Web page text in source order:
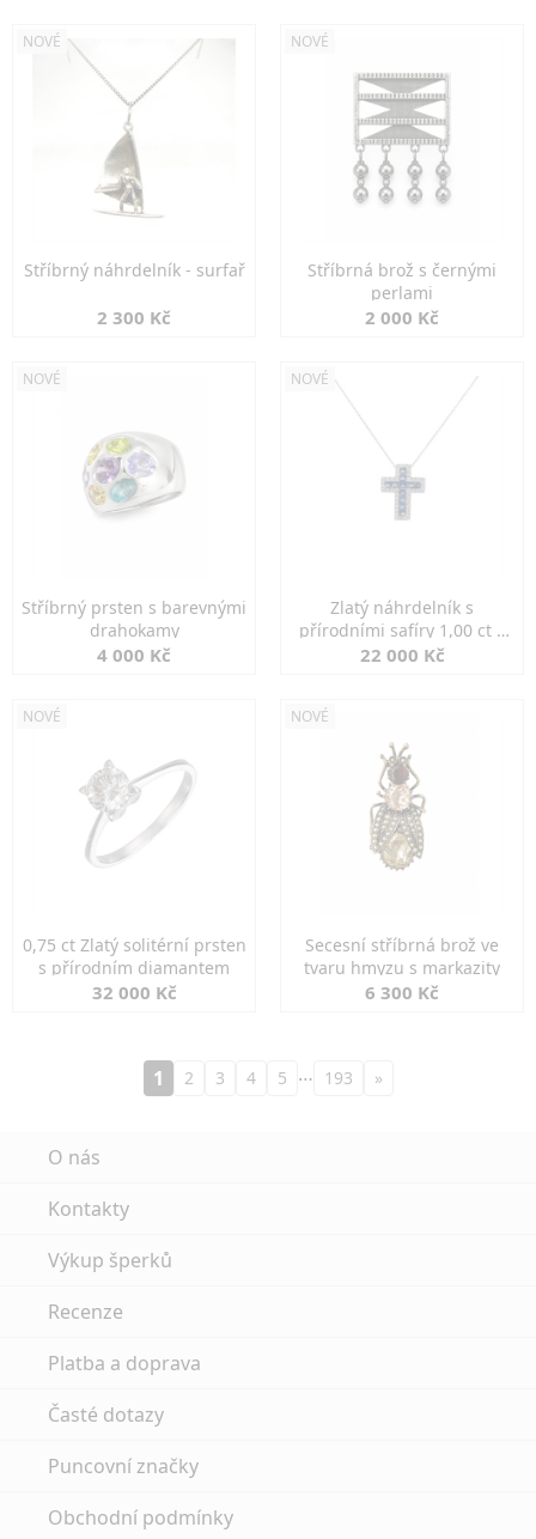
NOVÉ
Stříbrný náhrdelník - surfař
2 300 Kč
NOVÉ
Stříbrná brož s černými
perlami
2 000 Kč
NOVÉ
Stříbrný prsten s barevnými
drahokamy
4 000 Kč
NOVÉ
Zlatý náhrdelník s
přírodními safíry 1,00 ct a
diamanty
22 000 Kč
NOVÉ
0,75 ct Zlatý solitérní prsten
s přírodním diamantem
32 000 Kč
NOVÉ
Secesní stříbrná brož ve
tvaru hmyzu s markazity
6 300 Kč
1 2 3 4 5 … 193 »
O nás
Kontakty
Výkup šperků
Recenze
Platba a doprava
Časté dotazy
Puncovní značky
Obchodní podmínky